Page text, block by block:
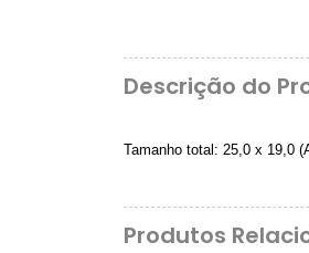
Descrição do
Tamanho total: 25,0 x 19,0
Produtos